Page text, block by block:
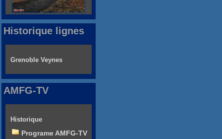
Historique lignes
Grenoble Veynes
AMFG-TV
Historique
Programe AMFG-TV